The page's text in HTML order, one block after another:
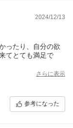
2024/12/13
ったり、自分の欲
てとても満足で
さらに表示
参考になった